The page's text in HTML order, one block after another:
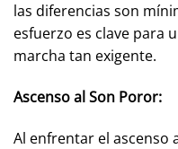
las diferencias son
esfuerzo es clave para
marcha tan exigente.
Ascenso al Son Poror:
Al enfrentar el ascenso